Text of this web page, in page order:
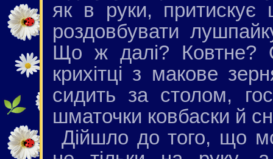
як в руки, притискує
роздовбувати
Що ж далі? Ковтне?
крихітці з макове
сидить за столом,
шматочки ковбаски й
Дійшло до того, що